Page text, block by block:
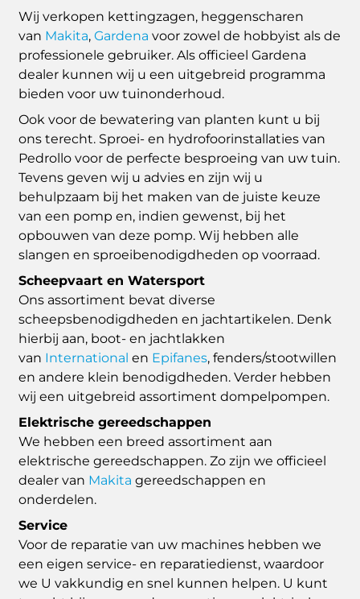
Wij verkopen kettingzagen, heggenscharen
van Makita,Gardena voor zowel de hobbyist als de
professionele gebruiker. Als officieel Gardena
dealer kunnen wij u een uitgebreid programma
bieden voor uw tuinonderhoud.
Ook voor de bewatering van planten kunt u bij
ons terecht. Sproei- en hydrofoorinstallaties van
Pedrollo voor de perfecte besproeing van uw tuin.
Tevens geven wij u advies en zijn wij u
behulpzaam bij het maken van de juiste keuze
van een pomp en, indien gewenst, bij het
opbouwen van deze pomp. Wij hebben alle
slangen en sproeibenodigdheden op voorraad.
Scheepvaart en Watersport
Ons assortiment bevat diverse
scheepsbenodigdheden en jachtartikelen. Denk
hierbij aan, boot- en jachtlakken
van International en Epifanes, fenders/stootwillen
en andere klein benodigdheden. Verder hebben
wij een uitgebreid assortiment dompelpompen.
Elektrische gereedschappen
We hebben een breed assortiment aan
elektrische gereedschappen. Zo zijn we officieel
dealer van Makita gereedschappen en
onderdelen.
Service
Voor de reparatie van uw machines hebben we
een eigen service- en reparatiedienst, waardoor
we U vakkundig en snel kunnen helpen. U kunt